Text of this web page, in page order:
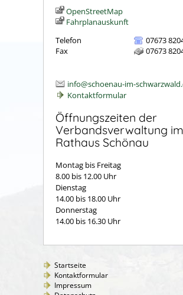
OpenStreetMap
Fahrplanauskunft
Telefon
07673
Fax
07673
info@schoenau-im-
Kontaktformular
Öffnungszeiten der
Verbandsverwaltung im
Rathaus Schönau
Montag bis Freitag
8.00 bis 12.00 Uhr
Dienstag
14.00 bis 18.00 Uhr
Donnerstag
14.00 bis 16.30 Uhr
Startseite
Kontaktformular
Impressum